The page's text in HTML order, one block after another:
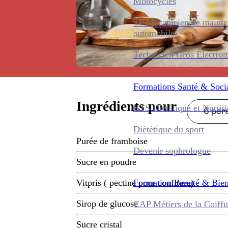
TP Mécanicien de
automobile
Technicien Gros
Formations Santé &
BTS Diététique et
Diététique du sport
Devenir sophrologue
Formation Beauté &
CAP Métiers de la
Ingrédients pour 6
Purée de framboise
Sucre en poudre
Vitpris ( pectine pour confiture)
Sirop de glucose
Sucre cristal